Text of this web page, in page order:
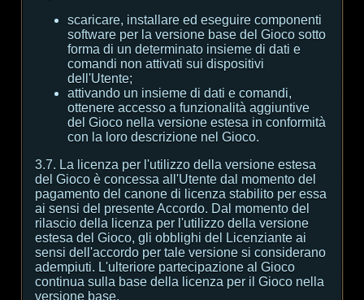
scaricare, installare ed eseguire componenti
software per la versione base del Gioco sotto
forma di un determinato insieme di dati e
comandi non attivati sui dispositivi
dell'Utente;
attivando un insieme di dati e comandi,
ottenere accesso a funzionalità aggiuntive
del Gioco nella versione estesa in conformità
con la loro descrizione nel Gioco.
3.7. La licenza per l'utilizzo della versione estesa
del Gioco è concessa all'Utente dal momento del
pagamento del canone di licenza stabilito per essa
ai sensi del presente Accordo. Dal momento del
rilascio della licenza per l'utilizzo della versione
estesa del Gioco, gli obblighi del Licenziante ai
sensi dell'accordo per tale versione si considerano
adempiuti. L'ulteriore partecipazione al Gioco
continua sulla base della licenza per il Gioco nella
versione base.